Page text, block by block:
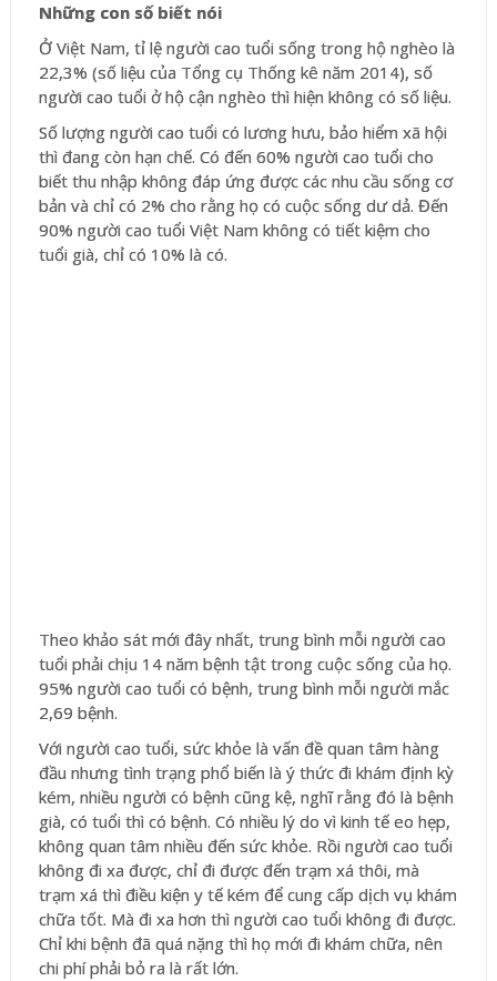
Những con số biết nói
Ở Việt Nam, tỉ lệ người cao tuổi sống trong hộ nghèo là
22,3% (số liệu của Tổng cụ Thống kê năm 2014), số
người cao tuổi ở hộ cận nghèo thì hiện không có số liệu.
Số lượng người cao tuổi có lương hưu, bảo hiểm xã hội
thì đang còn hạn chế. Có đến 60% người cao tuổi cho
biết thu nhập không đáp ứng được các nhu cầu sống cơ
bản và chỉ có 2% cho rằng họ có cuộc sống dư dả. Đến
90% người cao tuổi Việt Nam không có tiết kiệm cho
tuổi già, chỉ có 10% là có.
Theo khảo sát mới đây nhất, trung bình mỗi người cao
tuổi phải chịu 14 năm bệnh tật trong cuộc sống của họ.
95% người cao tuổi có bệnh, trung bình mỗi người mắc
2,69 bệnh.
Với người cao tuổi, sức khỏe là vấn đề quan tâm hàng
đầu nhưng tình trạng phổ biến là ý thức đi khám định kỳ
kém, nhiều người có bệnh cũng kệ, nghĩ rằng đó là bệnh
già, có tuổi thì có bệnh. Có nhiều lý do vì kinh tế eo hẹp,
không quan tâm nhiều đến sức khỏe. Rồi người cao tuổi
không đi xa được, chỉ đi được đến trạm xá thôi, mà
trạm xá thì điều kiện y tế kém để cung cấp dịch vụ khám
chữa tốt. Mà đi xa hơn thì người cao tuổi không đi được.
Chỉ khi bệnh đã quá nặng thì họ mới đi khám chữa, nên
chi phí phải bỏ ra là rất lớn.